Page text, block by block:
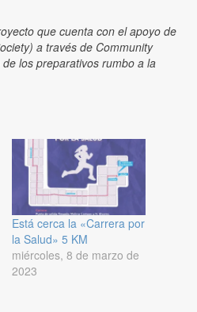
que cuenta con el apoyo de
a través de Community
los preparativos rumbo a la
Está cerca la «Carrera por
la Salud» 5 KM
miércoles, 8 de marzo de
2023